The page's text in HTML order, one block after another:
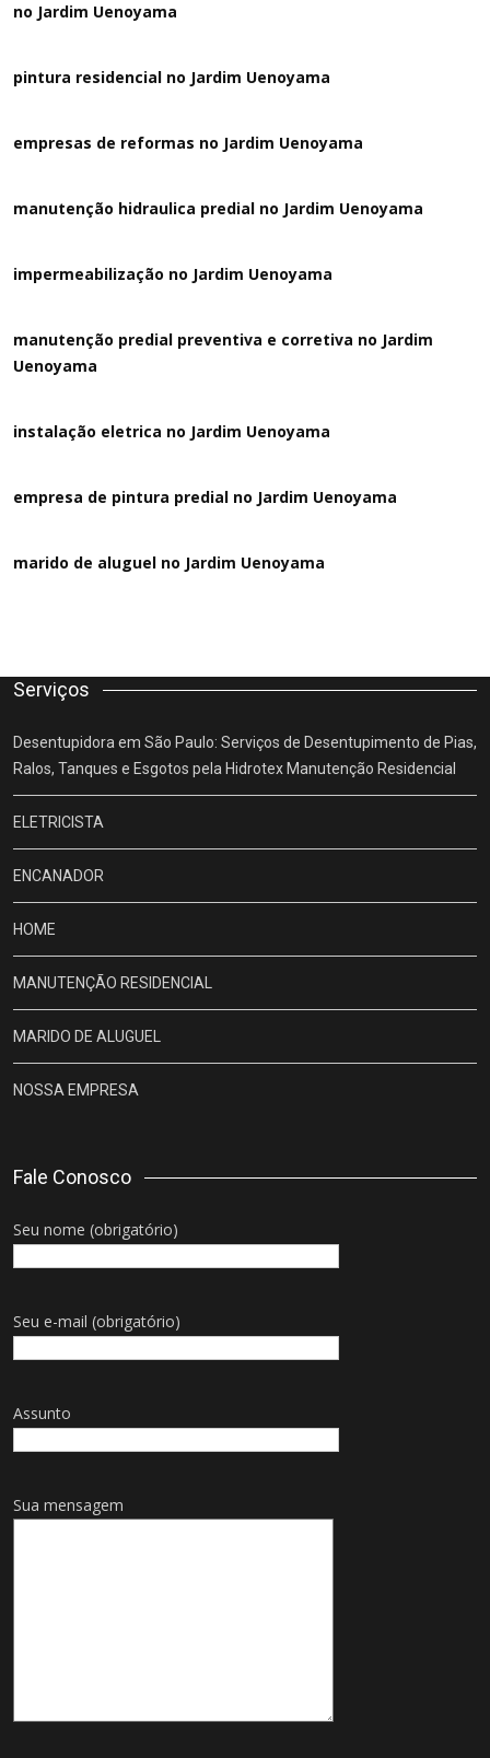
no Jardim Uenoyama
pintura residencial no Jardim Uenoyama
empresas de reformas no Jardim Uenoyama
manutenção hidraulica predial no Jardim Uenoyama
impermeabilização no Jardim Uenoyama
manutenção predial preventiva e corretiva no Jardim
Uenoyama
instalação eletrica no Jardim Uenoyama
empresa de pintura predial no Jardim Uenoyama
marido de aluguel no Jardim Uenoyama
Serviços
Desentupidora em São Paulo: Serviços de Desentupimento de Pias,
Ralos, Tanques e Esgotos pela Hidrotex Manutenção Residencial
ELETRICISTA
ENCANADOR
HOME
MANUTENÇÃO RESIDENCIAL
MARIDO DE ALUGUEL
NOSSA EMPRESA
Fale Conosco
Seu nome (obrigatório)
Seu e-mail (obrigatório)
Assunto
Sua mensagem